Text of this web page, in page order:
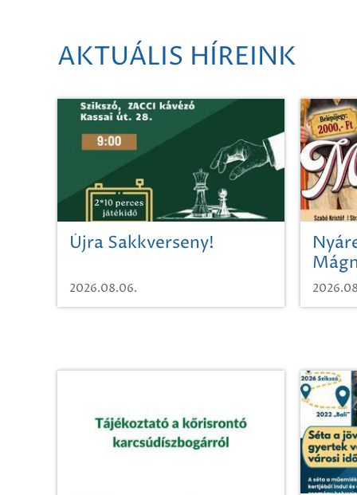
AKTUÁLIS HÍREINK
Újra Sakkverseny!
2026.08.06.